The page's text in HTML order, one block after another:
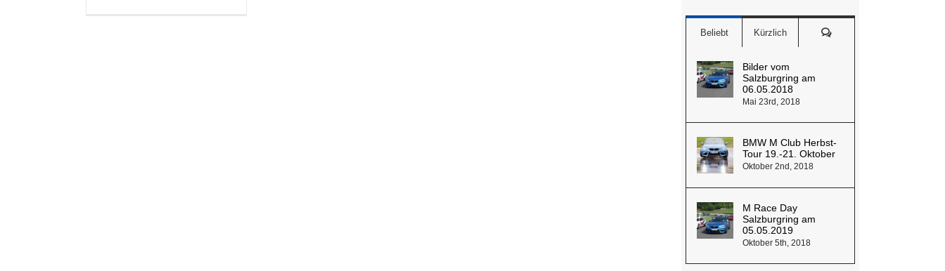
Beliebt Kürzlich Kommentare
Bilder vom
Salzburgring am
06.05.2018
Mai 23rd, 2018
BMW M Club Herbst-
Tour 19.-21. Oktober
Oktober 2nd, 2018
M Race Day
Salzburgring am
05.05.2019
Oktober 5th, 2018